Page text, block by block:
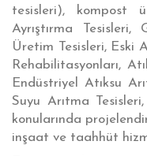
tesisleri), kompost
Ayrıştırma
Üretim Tesisleri, Eski
Rehabilitasyonları,
Endüstriyel Atıksu
Suyu Arıtma
konularında
inşaat ve taahhüt